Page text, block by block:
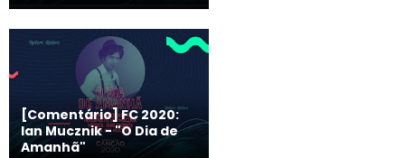
[Comentário] FC 2020:
Ian Mucznik - "O Dia de
Amanhã"